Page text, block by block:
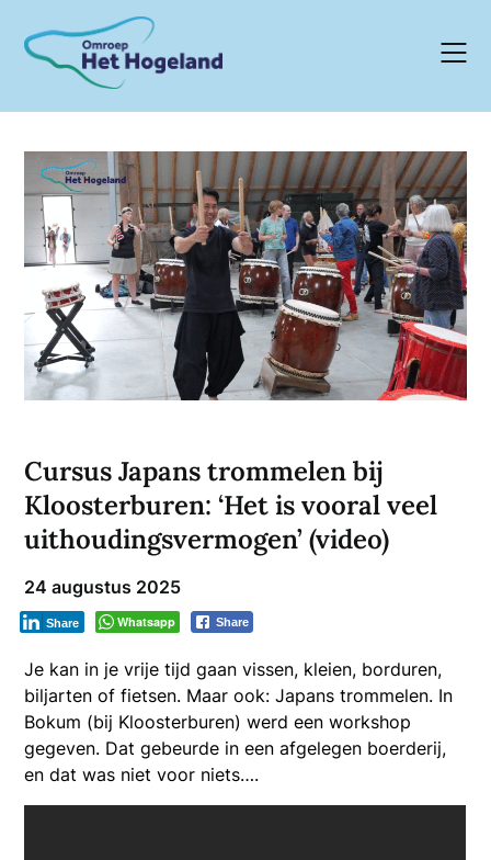
content
Cursus Japans trommelen bij
Kloosterburen: ‘Het is vooral veel
uithoudingsvermogen’ (video)
24 augustus 2025
Whatsapp Share
Share
Je kan in je vrije tijd gaan vissen, kleien, borduren,
biljarten of fietsen. Maar ook: Japans trommelen. In
Bokum (bij Kloosterburen) werd een workshop
gegeven. Dat gebeurde in een afgelegen boerderij,
en dat was niet voor niets….